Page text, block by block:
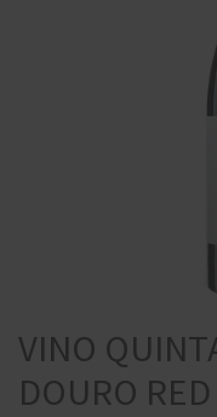
VINO
DOURO